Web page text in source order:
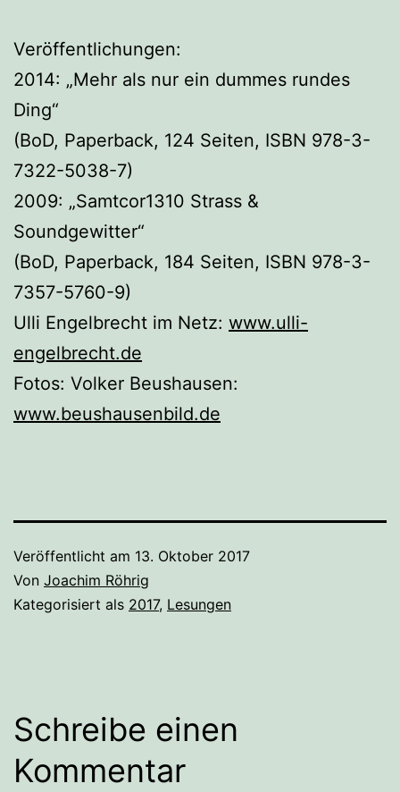
Veröffentlichungen:
2014: „Mehr als nur ein dummes rundes
Ding“
(BoD, Paperback, 124 Seiten, ISBN 978-3-
7322-5038-7)
2009: „Samtcor1310 Strass &
Soundgewitter“
(BoD, Paperback, 184 Seiten, ISBN 978-3-
7357-5760-9)
Ulli Engelbrecht im Netz: www.ulli-
engelbrecht.de
Fotos: Volker Beushausen:
www.beushausenbild.de
Veröffentlicht am 13. Oktober 2017
Von Joachim Röhrig
Kategorisiert als 2017, Lesungen
Schreibe einen
Kommentar